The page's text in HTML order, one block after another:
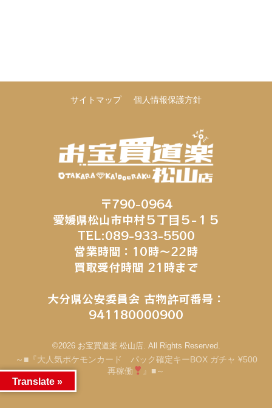
サイトマップ 個人情報保護方針
〒790-0964
愛媛県松山市中村５丁目５−１５
TEL:089-933-5500
営業時間：10時～22時
買取受付時間 21時まで
大分県公安委員会 古物許可番号：
941180000900
©2026 お宝買道楽 松山店. All Rights Reserved.
～■『大人気ポケモンカード パック確定キーBOX ガチャ ¥500
再稼働
』■～
Translate »